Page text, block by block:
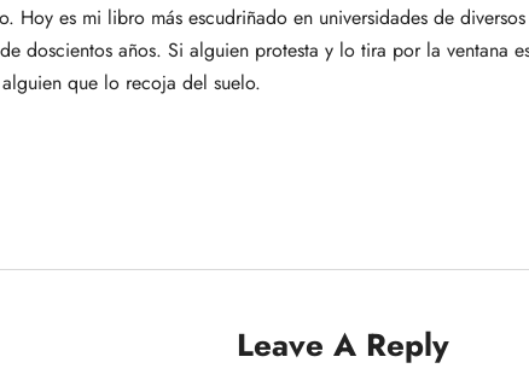
Hoy es mi libro más escudriñado en universidades de
doscientos años. Si alguien protesta y lo tira por la
que lo recoja del suelo.
Leave A Reply